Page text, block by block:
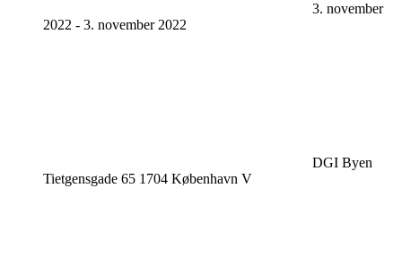
3. november
2022 - 3. november 2022
DGI Byen
Tietgensgade 65 1704 København V